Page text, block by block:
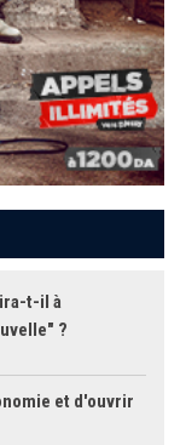
t-il à
?
et d'ouvrir